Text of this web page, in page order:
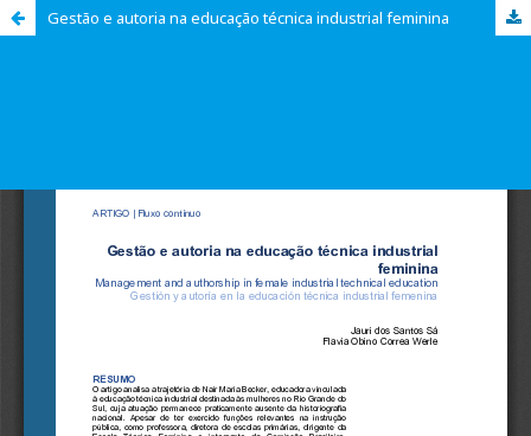
Gestão e autoria na educação técnica industrial feminina